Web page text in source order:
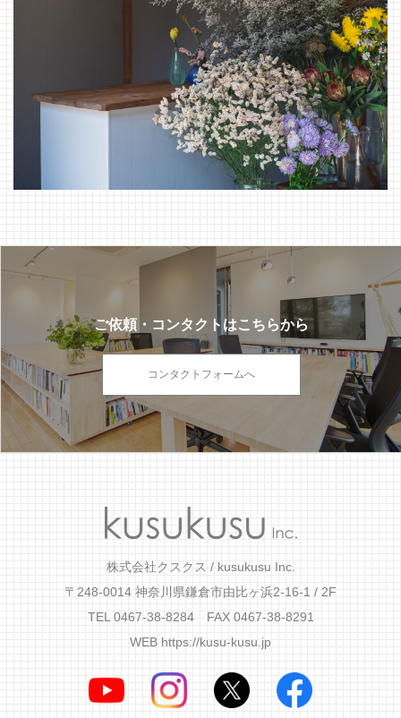
ご依頼・コンタクトはこちらから
コンタクトフォームへ
株式会社クスクス / kusukusu Inc.
〒248-0014 神奈川県鎌倉市由比ヶ浜2-16-1 / 2F
TEL 0467-38-8284 FAX 0467-38-8291
WEB https://kusu-kusu.jp